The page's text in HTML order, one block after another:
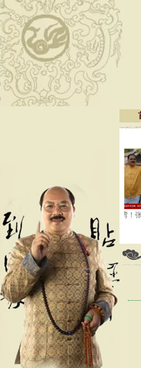
采访张院长！ 张院长在台湾！张院长说